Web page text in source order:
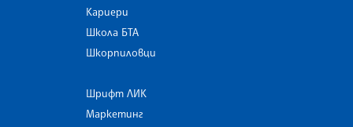
Кариери
Школа БТА
Шкорпиловци
Шрифт ЛИК
Маркетинг